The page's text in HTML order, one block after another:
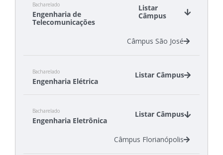
Bacharelado
Engenharia de
Telecomunicações
Listar
Câmpus
Câmpus São José
Bacharelado
Engenharia Elétrica
Listar Câmpus
Câmpus Itajaí
Câmpus Jaraguá do Sul - Rau
Câmpus Joinville
Bacharelado
Engenharia Eletrônica
Listar Câmpus
Câmpus Florianópolis